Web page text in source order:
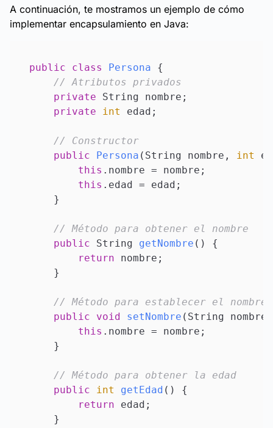
A continuación, te mostramos un ejemplo de cómo
implementar encapsulamiento en Java:
public class Persona {
// Atributos privados
private String nombre;
private
int edad;
// Constructor
public
Persona ( String nombre, int
this .nombre = nombre;
this .edad = edad;
    }
// Método para obtener el nombre
public String getNombre ()
{
return nombre;
    }
// Método para establecer el nombre
public
void setNombre ( String nombre
this .nombre = nombre;
    }
// Método para obtener la edad
public
int getEdad ()
{
return edad;
    }